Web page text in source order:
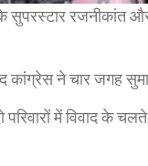
सुपरस्टार रजनीकांत
कांग्रेस ने चार जगह
में विवाद के